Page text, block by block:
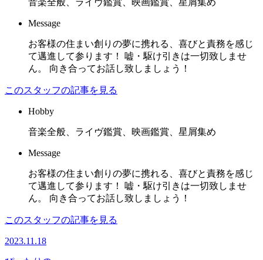
Message
お客様の住まい創りの夢に携れる、喜びと責務を感じ
て邁進して参ります！ 嘘・駆け引きは一切致しませ
ん。 向き合ってお話し致しましょう！
このスタッフの記事を見る
Hobby
音楽全般、ライヴ鑑賞、映画鑑賞、星屑集め
Message
お客様の住まい創りの夢に携れる、喜びと責務を感じ
て邁進して参ります！ 嘘・駆け引きは一切致しませ
ん。 向き合ってお話し致しましょう！
このスタッフの記事を見る
2023.11.18